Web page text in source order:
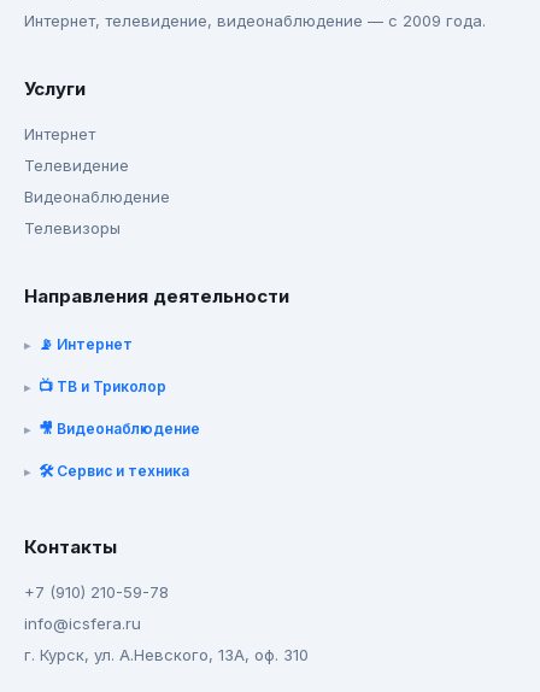
Интернет, телевидение, видеонаблюдение — с 2009 года.
Услуги
Интернет
Телевидение
Видеонаблюдение
Телевизоры
Направления деятельности
📡 Интернет
📺 ТВ и Триколор
🎥 Видеонаблюдение
🛠️ Сервис и техника
Контакты
+7 (910) 210-59-78
info@icsfera.ru
г. Курск, ул. А.Невского, 13А, оф. 310